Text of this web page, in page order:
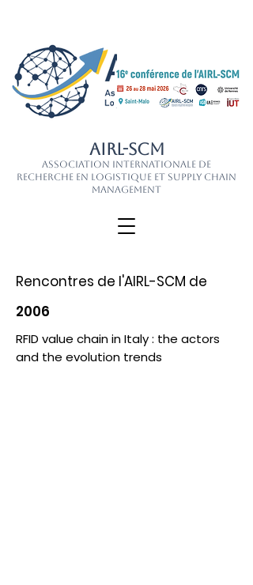
AIRL-SCM
Association Internationale de
Recherche en Logistique et Supply Chain
Management
Rencontres de l'AIRL-SCM de
2006
RFID value chain in Italy : the actors
and the evolution trends